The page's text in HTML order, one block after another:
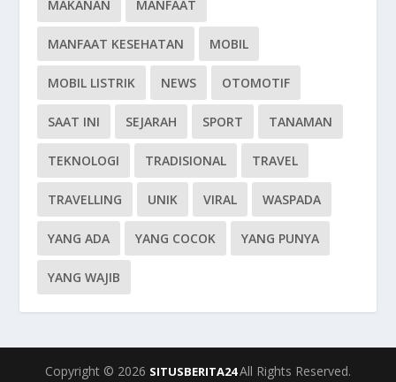
MAKANAN MANFAAT
MANFAAT KESEHATAN MOBIL
MOBIL LISTRIK NEWS OTOMOTIF
SAAT INI SEJARAH SPORT TANAMAN
TEKNOLOGI TRADISIONAL TRAVEL
TRAVELLING UNIK VIRAL WASPADA
YANG ADA YANG COCOK YANG PUNYA
YANG WAJIB
Copyright © 2026 SITUSBERITA24All Rights Reserved.